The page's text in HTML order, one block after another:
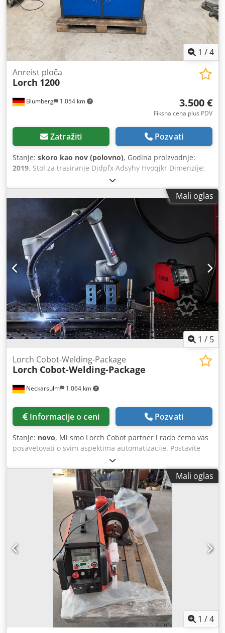
1 /4
Blumberg 1.054 km
Anreist ploča
Lorch 1200
3.500 €
Fiksna cena plus PDV
Zatražiti Pozvati
Stanje: skoro kao nov (polovno), Godina proizvodnje:
2019, Stol za trasiranje Djdpfx Adsyhy Hvoqjkr Dimenzije:
120 x 80 x 90 cm uključujući ormar
Mali oglas
1 / 5
Neckarsulm 1.064 km
Lorch Cobot-Welding-Package
Lorch Cobot-Welding-Package
Informacije o ceni Pozvati
Stanje: novo, Mi smo Lorch Cobot partner i rado ćemo vas
posavetovati o svim aspektima automatizacije. Postavite
nam zadatke, dovedite vaše komponente na zajednički
sastanak i mi ćemo vam isplanirati automatizaciju.
Dksdpfjguqnzox Adqsr All-inclusive paket za
automatizaciju malih i srednjih serija. Uz Paket zavarivanja
Lorch Cobot, ne dobijate samo kobot - dobijate sve što vam
je potrebno da bi vaš tim bio jači: Osokroćen našom
inovativnom tehnologijom zavarivanja, uparen sa našim
intuitivnim operativnim softverom i zahvaljujući našoj
ponudi usluge, Lorch Cobot Welding Paket je all-inclusive
paket za automatizaciju zavarivanja srednje veličine.
Mali oglas
1 /4